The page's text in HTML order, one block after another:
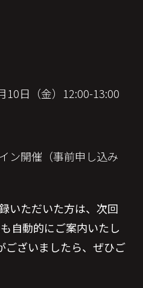
10日（金）12:00-13:00
ン開催（事前申し込み
いただいた方は、次回
自動的にご案内いたし
ございましたら、ぜひご